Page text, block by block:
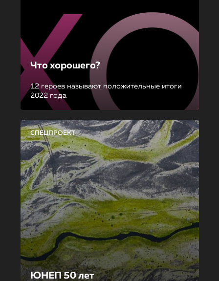
Что хорошего?
12 героев называют положительные итоги
2022 года
СПЕЦПРОЕКТ
ЮНЕП 50 лет